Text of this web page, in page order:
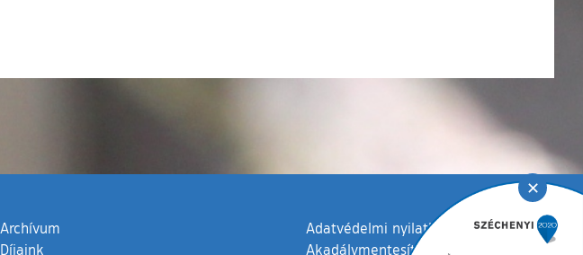
Archívum
Díjaink
Adatvédelmi nyilatkozat
Akadálymentesítési nyilatkozat
✕